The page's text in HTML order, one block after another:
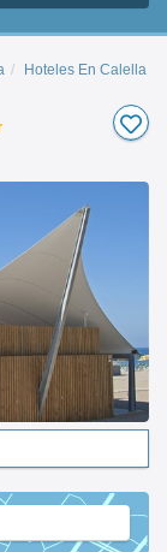
Hoteles En Calella